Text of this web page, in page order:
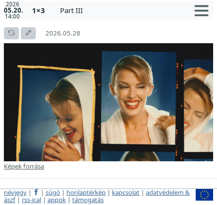
2026
05.20.
14:00
1×3 Part III
2026.05.28
Képek forrása
névjegy | | súgó | honlaptérkép | kapcsolat | adatvédelem &
ászf | rss-ical | appok | támogatás